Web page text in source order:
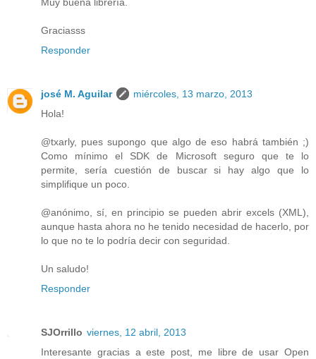
Graciasss
Responder
josé M. Aguilar
miércoles, 13 marzo, 2013
Hola!
@txarly, pues supongo que algo de eso habrá también ;)
Como mínimo el SDK de Microsoft seguro que te lo
permite, sería cuestión de buscar si hay algo que lo
simplifique un poco.
@anónimo, sí, en principio se pueden abrir excels (XML),
aunque hasta ahora no he tenido necesidad de hacerlo, por
lo que no te lo podría decir con seguridad.
Un saludo!
Responder
SJOrrillo viernes, 12 abril, 2013
Interesante gracias a este post, me libre de usar Open